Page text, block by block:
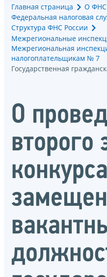
Главная страница
О ФНС
Федеральная налоговая
Структура ФНС России
Межрегиональные
Межрегиональная
налогоплательщикам № 7
Государственная
О
второго